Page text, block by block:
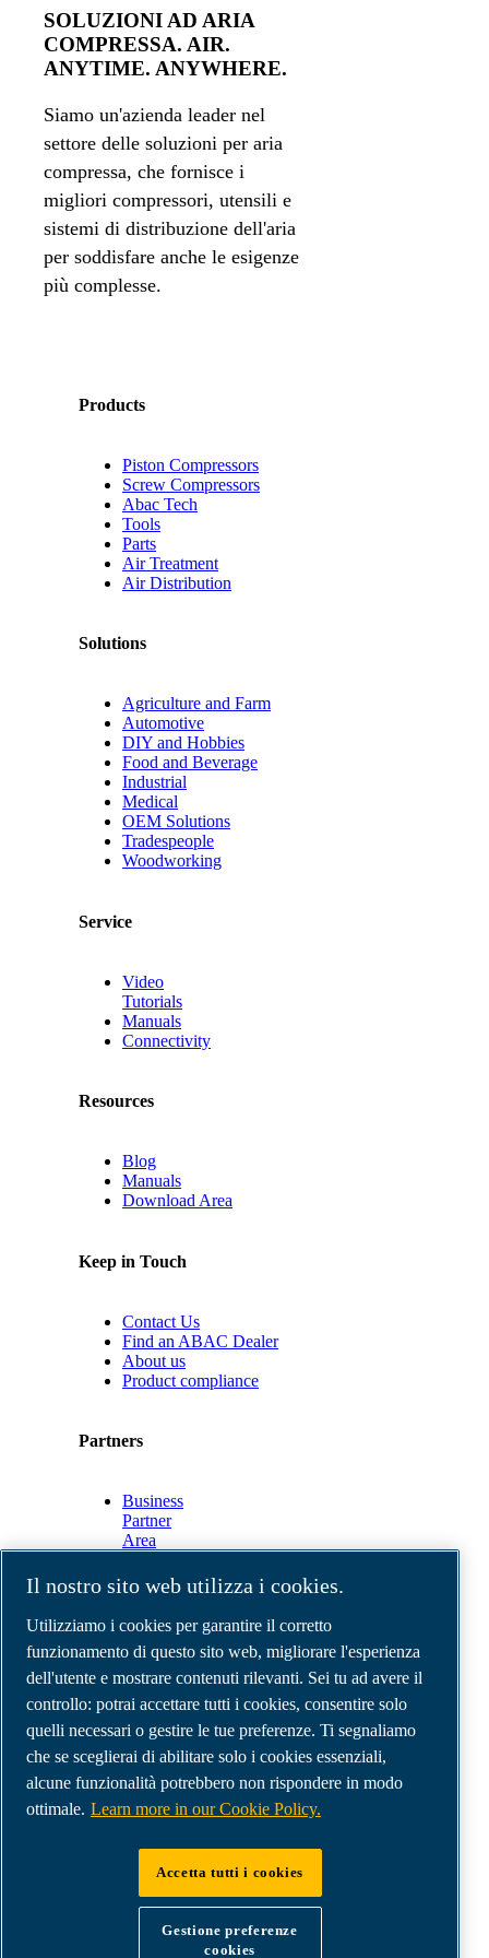
SOLUZIONI AD ARIA
COMPRESSA. AIR.
ANYTIME. ANYWHERE.
Siamo un'azienda leader nel
settore delle soluzioni per aria
compressa, che fornisce i
migliori compressori, utensili e
sistemi di distribuzione dell'aria
per soddisfare anche le esigenze
più complesse.
Products
Piston Compressors
Screw Compressors
Abac Tech
Tools
Parts
Air Treatment
Air Distribution
Solutions
Agriculture and Farm
Automotive
DIY and Hobbies
Food and Beverage
Industrial
Medical
OEM Solutions
Tradespeople
Woodworking
Service
Video
Tutorials
Manuals
Connectivity
Resources
Blog
Manuals
Download Area
Keep in Touch
Contact Us
Find an ABAC Dealer
About us
Product compliance
Partners
Business
Partner
Area
Connect
2.0
Business
ABAC
Media
Gallery
©2026 Compressori d'aria ABAC
Note legali e privacy
Modulo resi
Modulo di reclamo
ABAC International | MultiAir Italia S.r.l. - Via
Selva Maiolo 5/7, 36075 Montecchio Maggiore
(VI), Italy | VAT IT07060600967 | HQ: Via
Il nostro sito web utilizza i cookies.
Utilizziamo i cookies per garantire il corretto
funzionamento di questo sito web, migliorare l'esperienza
dell'utente e mostrare contenuti rilevanti. Sei tu ad avere il
controllo: potrai accettare tutti i cookies, consentire solo
quelli necessari o gestire le tue preferenze. Ti segnaliamo
che se sceglierai di abilitare solo i cookies essenziali,
alcune funzionalità potrebbero non rispondere in modo
ottimale. Learn more in our Cookie Policy.
Accetta tutti i cookies
Gestione preferenze
cookies